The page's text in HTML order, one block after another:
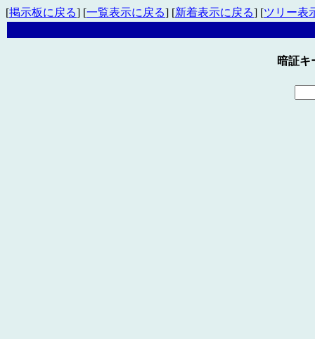
[掲示板に戻る] [一覧表示に戻る] [新着表示に戻る] [ツリー表
暗証キ